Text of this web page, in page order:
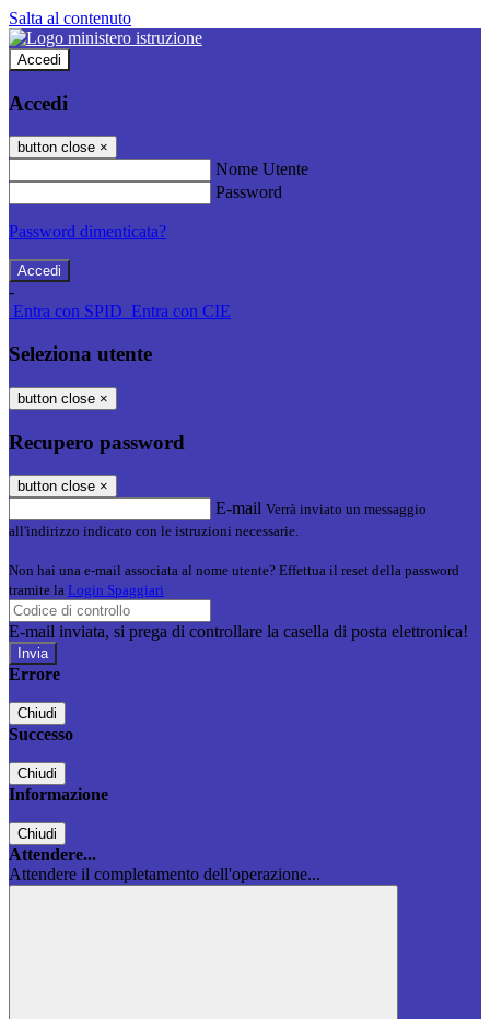
Salta al contenuto
Accedi
Accedi
button close ×
Nome Utente
Password
Password dimenticata?
-
Entra con SPID Entra con CIE
Seleziona utente
button close ×
Recupero password
button close ×
E-mail Verrà inviato un messaggio
all'indirizzo indicato con le istruzioni necessarie.
Non hai una e-mail associata al nome utente? Effettua il reset della password
tramite la Login Spaggiari
E-mail inviata, si prega di controllare la casella di posta elettronica!
Errore
Chiudi
Successo
Chiudi
Informazione
Chiudi
Attendere...
Attendere il completamento dell'operazione...